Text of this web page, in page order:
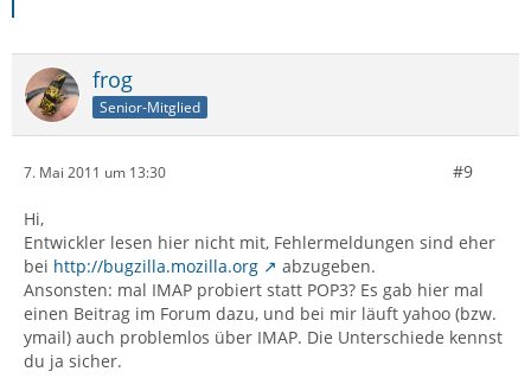
frog
Senior-Mitglied
7. Mai 2011 um 13:30 #9
Hi,
Entwickler lesen hier nicht mit, Fehlermeldungen sind eher
bei http://bugzilla.mozilla.org
abzugeben.
Ansonsten: mal IMAP probiert statt POP3? Es gab hier mal
einen Beitrag im Forum dazu, und bei mir läuft yahoo (bzw.
ymail) auch problemlos über IMAP. Die Unterschiede kennst
du ja sicher.